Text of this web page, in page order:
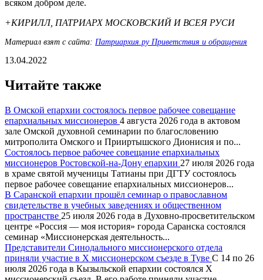
всяком добром деле.
+КИРИЛЛ, ПАТРИАРХ МОСКОВСКИЙ И ВСЕЯ РУСИ
Материал взят с сайта: Патриархия.ру Приветствия и обращения
13.04.2022
Читайте также
В Омской епархии состоялось первое рабочее совещание
епархиальных миссионеров 4 августа 2026 года в актовом
зале Омской духовной семинарии по благословению
митрополита Омского и Прииртышского Дионисия и по...
Состоялось первое рабочее совещание епархиальных
миссионеров Ростовской-на-Дону епархии 27 июля 2026 года
в храме святой мученицы Татианы при ДГТУ состоялось
первое рабочее совещание епархиальных миссионеров...
В Саранской епархии прошёл семинар о православном
свидетельстве в учебных заведениях и общественном
пространстве 25 июля 2026 года в Духовно-просветительском
центре «Россия — моя история» города Саранска состоялся
семинар «Миссионерская деятельность...
Представители Синодального миссионерского отдела
приняли участие в X миссионерском съезде в Туве С 14 по 26
июля 2026 года в Кызыльской епархии состоялся X